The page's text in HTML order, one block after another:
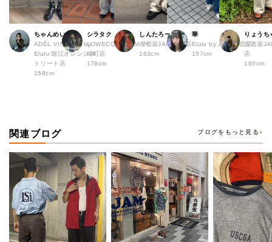
ちゃんめい
ADÉL VINTAGE by
Elulu 堀江オレンジス
トリート店
158cm
シラタク
LOWECO by JAM 中
崎町店
178cm
しんたろー
古着屋JAM 仙台店
163cm
華
Elulu by JAM 原宿店
157cm
りょうち
古着屋
店
180cm
関連ブログ ブログをもっと見る